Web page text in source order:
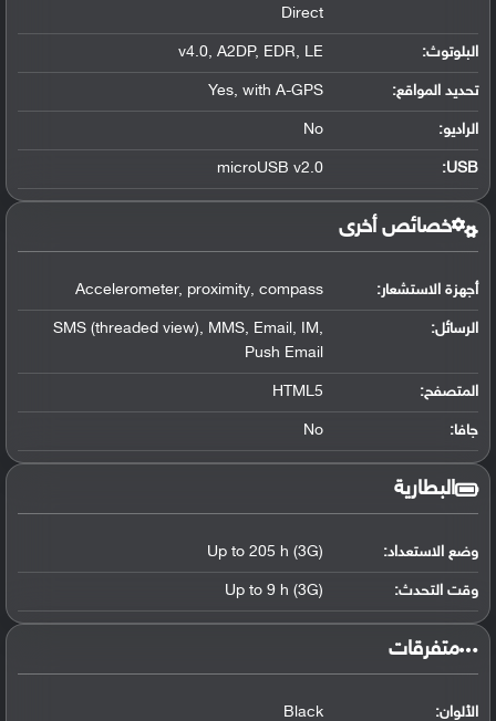
Direct
البلوتوث:
v4.0, A2DP, EDR, LE
تحديد المواقع:
Yes, with A-GPS
الراديو: No
USB
:
microUSB v2.0
خصائص أخرى
أجهزة الاستشعار: Accelerometer, proximity, compass
الرسائل:
SMS (threaded view), MMS, Email, IM,
Push Email
المتصفح: HTML5
جافا: No
البطارية
وضع الاستعداد: Up to 205 h (3G)
وقت التحدث: Up to 9 h (3G)
‏متفرقات‏
الألوان: Black